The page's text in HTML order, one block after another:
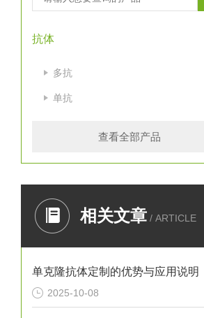
抗体
多抗
单抗
查看全部产品
相关文章 / ARTICLE
单克隆抗体定制的优势与应用说明
2025-10-08